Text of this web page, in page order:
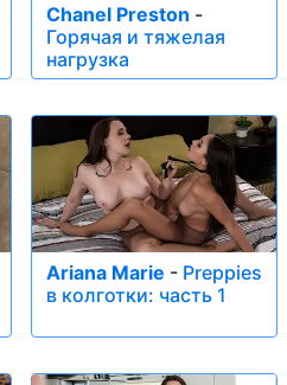
Chanel Preston -
Горячая и тяжелая
нагрузка
Ariana Marie - Preppies
в колготки: часть 1